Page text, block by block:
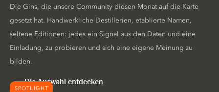
SPOTLIGHT
Die Gins, die unsere Community diesen Monat auf die Karte
gesetzt hat. Handwerkliche Destillerien, etablierte Namen,
seltene Editionen: jedes ein Signal aus den Daten und eine
Einladung, zu probieren und sich eine eigene Meinung zu
bilden.
Die Auswahl entdecken